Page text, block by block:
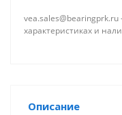
характеристиках и
Описание